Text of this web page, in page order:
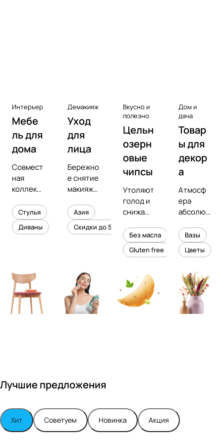
Интерьер
Мебе
ль для
дома
Совмест
ная
коллекц
предмет
ным
дизайне
Турским
Стулья
Диваны
Демакияж
Уход
для
лица
Бережно
е снятие
макияжа
увлажне
ние
кожи
Азия
Скидки до 50%
Вкусно и
полезно
Цельн
озерн
овые
чипсы
Утоляют
голод и
снижают
холесте
рина
Без масла
Gluten free
Дом и
дача
Товар
ы для
декор
а
Атмосф
ера
абсолют
уюта в
вашем
интерье
Вазы
Цветы
Лучшие предложения
Хит Советуем Новинка Акция